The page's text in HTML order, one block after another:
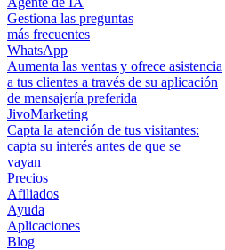
Gestiona las preguntas
más frecuentes
WhatsApp
Aumenta las ventas y ofrece asistencia
a tus clientes a través de su aplicación
de mensajería preferida
JivoMarketing
Capta la atención de tus visitantes:
capta su interés antes de que se
vayan
Precios
Afiliados
Ayuda
Aplicaciones
Blog